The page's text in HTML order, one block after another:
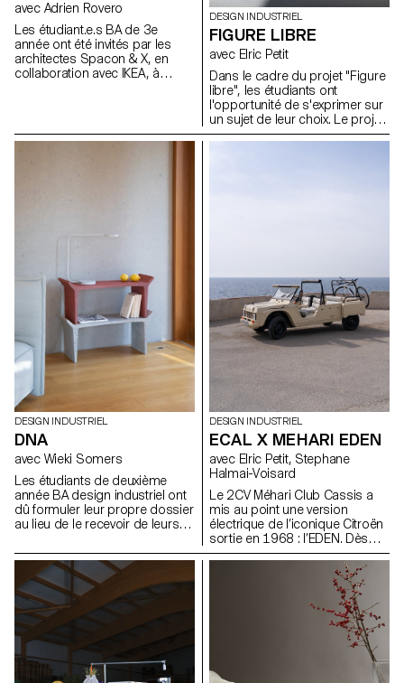
avec Adrien Rovero
Les étudiant.e.s BA de 3e
année ont été invités par les
architectes Spacon & X, en
collaboration avec IKEA, à
camp Tillsammans ("Tous
ensemble"). L'objectif était de
microarchitecture qui réponde
favorise les interactions
de vie unique.
DESIGN INDUSTRIEL
FIGURE LIBRE
avec Elric Petit
Dans le cadre du projet "Figure
libre", les étudiants ont
l'opportunité de s'exprimer sur
un sujet de leur choix. Le projet
encourage l'intégration de
DESIGN INDUSTRIEL
DNA
avec Wieki Somers
Les étudiants de deuxième
année BA design industriel ont
dû formuler leur propre dossier
au lieu de le recevoir de leurs
de ce projet, ils ont commencé
par se représenter eux-mêmes
en tant que designers: Quel est
leur ADN en tant que designer ?
Ils ont présenté un dossier clair
lié à leurs propres fascinations
et à des sujets pertinents dans
le domaine du design et à
l'époque à laquelle nous vivons.
DESIGN INDUSTRIEL
ECAL X MEHARI EDEN
avec Elric Petit, Stephane
Halmai-Voisard
Le 2CV Méhari Club Cassis a
mis au point une version
électrique de l’iconique Citroën
sortie en 1968 : l’EDEN. Dès
son origine, cette voiture était
destinée aux sports et aux
loisirs estivaux. Aujourd’hui,
notre regain d’intérêt pour les
activités de plein air associé à
une technologie électrique rend
perspective que les